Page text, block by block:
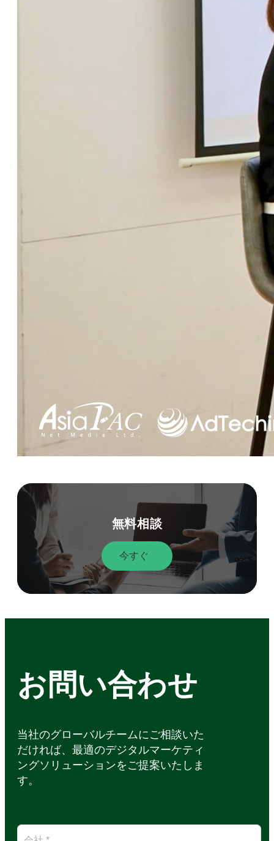
無料相談
今すぐ
お問い合わせ
当社のグローバルチームにご相談いた
だければ、最適のデジタルマーケティ
ングソリューションをご提案いたしま
す。